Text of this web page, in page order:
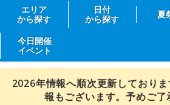
エリア
から探す
日付
から探す
夏
今日開催
イベント
2026年情報へ順次更新しており
報もございます。予めご了